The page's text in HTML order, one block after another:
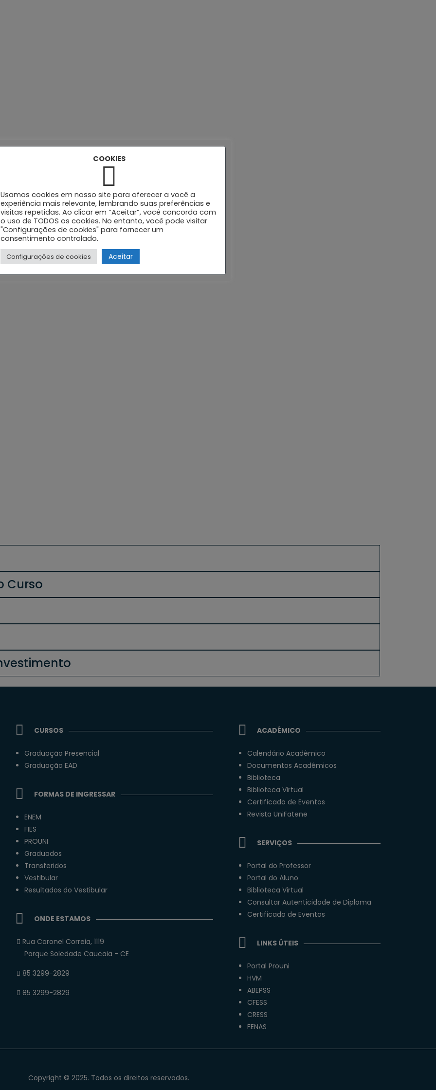
Parte II (Análises Laboratoriais)
I
Digestório Parte I
Parte II
Curso
CURSOS
Graduação Presencial
Graduação EAD
FORMAS DE INGRESSAR
ENEM
FIES
PROUNI
Graduados
Transferidos
Vestibular
Resultados do Vestibular
ONDE ESTAMOS
Rua Coronel Correia, 1119
Parque Soledade Caucaia - CE
85 3299-2829
85 3299-2829
ACADÊMICO
Calendário Acadêmico
Documentos Acadêmicos
Biblioteca
Biblioteca Virtual
Certificado de Eventos
Revista UniFatene
SERVIÇOS
Portal do Professor
Portal do Aluno
Biblioteca Virtual
Consultar Autenticidade de Diploma
Certificado de Eventos
LINKS ÚTEIS
Portal Prouni
HVM
ABEPSS
CFESS
CRESS
FENAS
Copyright © 2025. Todos os direitos reservados.
COOKIES
Usamos cookies em nosso site para oferecer a você a
experiência mais relevante, lembrando suas preferências e
visitas repetidas. Ao clicar em “Aceitar”, você concorda com
o uso de TODOS os cookies. No entanto, você pode visitar
"Configurações de cookies" para fornecer um
consentimento controlado.
Configurações de cookies Aceitar